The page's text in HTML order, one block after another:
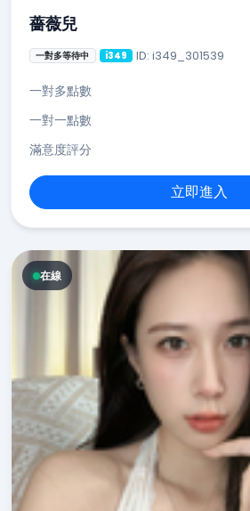
薔薇兒
一對多等待中 i349 ID: i349_301539
一對多點數
一對一點數
滿意度評分
立即進入
在線